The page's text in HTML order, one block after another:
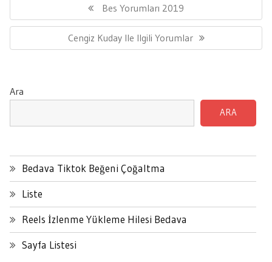
Previous
Post:
Bes Yorumları 2019
Next
Post:
Cengiz Kuday Ile Ilgili Yorumlar
Ara
ARA
Bedava Tiktok Beğeni Çoğaltma
Liste
Reels İzlenme Yükleme Hilesi Bedava
Sayfa Listesi